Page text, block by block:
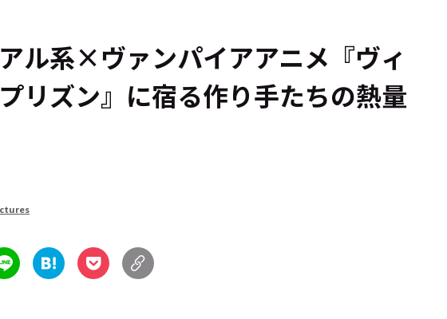
ル系×ヴァンパイア――アニメ『ヴィ
リズン』に宿る作り手たちの熱量